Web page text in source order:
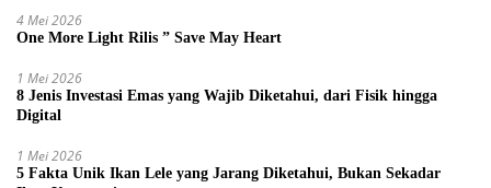
4 Mei 2026
One More Light Rilis ” Save May Heart
1 Mei 2026
8 Jenis Investasi Emas yang Wajib Diketahui, dari Fisik hingga
Digital
1 Mei 2026
5 Fakta Unik Ikan Lele yang Jarang Diketahui, Bukan Sekadar